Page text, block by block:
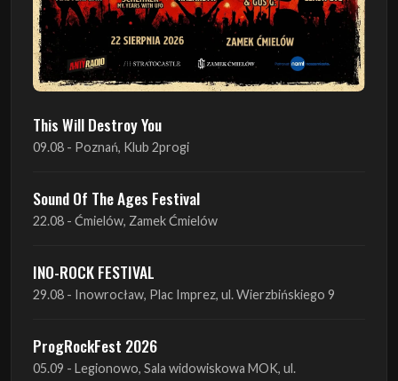
This Will Destroy You
09.08 - Poznań, Klub 2progi
Sound Of The Ages Festival
22.08 - Ćmielów, Zamek Ćmielów
INO-ROCK FESTIVAL
29.08 - Inowrocław, Plac Imprez, ul. Wierzbińskiego 9
ProgRockFest 2026
05.09 - Legionowo, Sala widowiskowa MOK, ul.